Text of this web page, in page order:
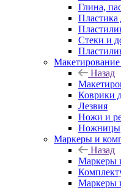
Глина,
Пластика
Стеки и
Макетирование
Назад
Коврики
Лезвия
Ножи и
Ножницы
Маркеры и
Назад
Маркеры
Маркеры